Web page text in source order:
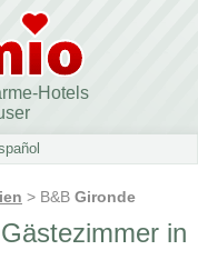
Hotels
> B&B Gironde
in